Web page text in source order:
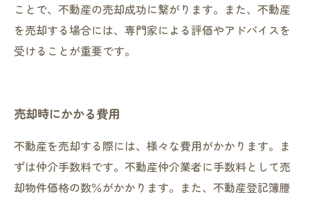
ことで、不動産の売却成功に繋がります。また、不動産
を売却する場合には、専門家による評価やアドバイスを
受けることが重要です。
売却時にかかる費用
不動産を売却する際には、様々な費用がかかります。ま
ずは仲介手数料です。不動産仲介業者に手数料として売
却物件価格の数％がかかります。また、不動産登記簿謄